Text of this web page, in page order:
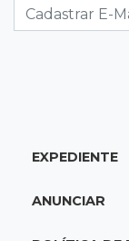
Campo
EXPEDIENTE
ANUNCIAR